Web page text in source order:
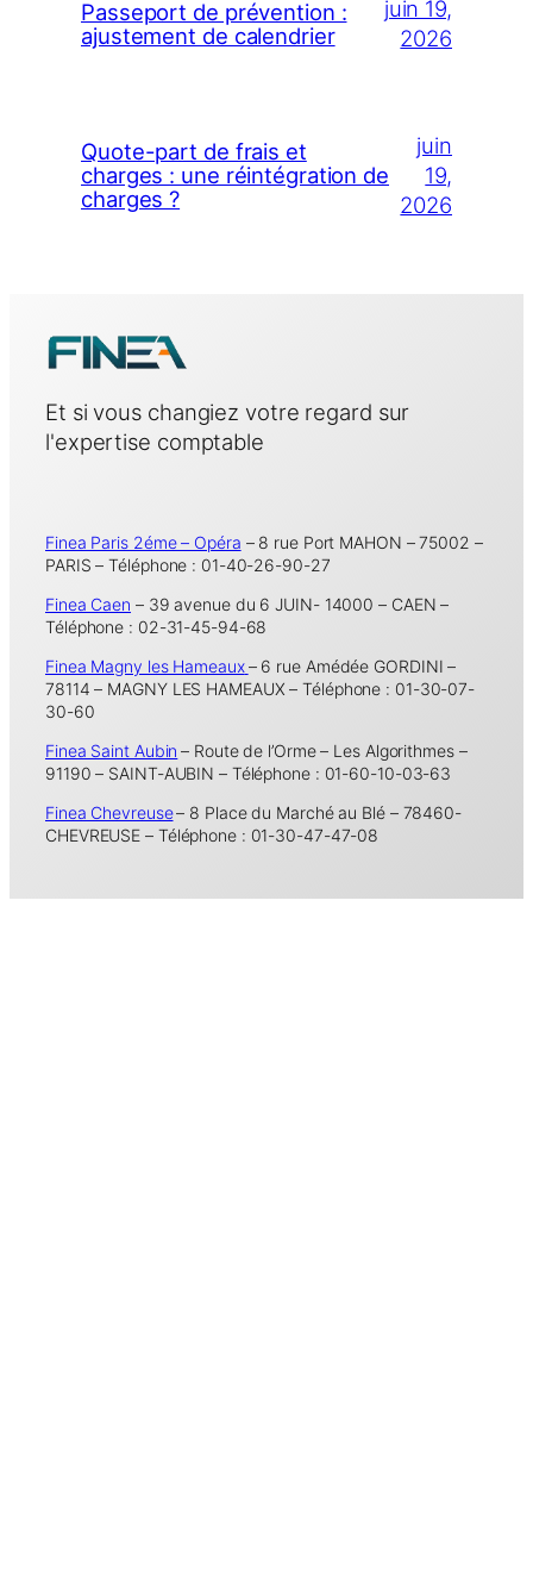
Passeport de prévention :
ajustement de calendrier
juin 19,
2026
Quote-part de frais et
charges : une réintégration de
charges ?
juin
19,
2026
Et si vous changiez votre regard sur
l'expertise comptable
Finea Paris 2éme – Opéra – 8 rue Port MAHON – 75002 –
PARIS – Téléphone : 01-40-26-90-27
Finea Caen – 39 avenue du 6 JUIN- 14000 – CAEN –
Téléphone : 02-31-45-94-68
Finea Magny les Hameaux– 6 rue Amédée GORDINI –
78114 – MAGNY LES HAMEAUX – Téléphone : 01-30-07-
30-60
Finea Saint Aubin – Route de l’Orme – Les Algorithmes –
91190 – SAINT-AUBIN – Téléphone : 01-60-10-03-63
Finea Chevreuse– 8 Place du Marché au Blé – 78460-
CHEVREUSE – Téléphone : 01-30-47-47-08